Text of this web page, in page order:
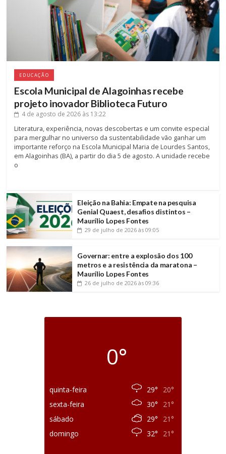
EDUCAÇÃO
Escola Municipal de Alagoinhas recebe
projeto inovador Biblioteca Futuro
4 de agosto de 2026 às 13:22
Literatura, experiência, novas descobertas e um convite especial
para mergulhar no universo da sustentabilidade vão ganhar um
importante reforço na Escola Municipal Maria de Lourdes Santos,
em Alagoinhas (BA), a partir do dia 5 de agosto. A unidade recebe
o
Eleição na Bahia: Empate na pesquisa
Genial Quaest, desafios distintos –
Maurílio Lopes Fontes
29 de julho de 2026 às 09:05
Governar: entre a explosão dos 100
metros e a resistência da maratona –
Maurílio Lopes Fontes
26 de julho de 2026 às 09:36
0°
quinta-feira 29°
20°
sexta-feira
30°
21°
sábado
29°
21°
domingo
32° 21°